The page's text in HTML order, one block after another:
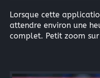
Lorsque cette
attendre environ une
complet. Petit zoom